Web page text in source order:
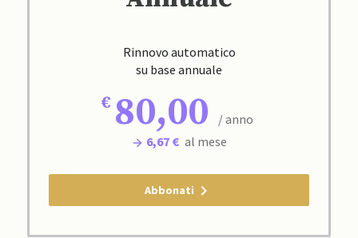
Rinnovo automatico
su base annuale
80,00
/ anno
6,67 € al mese
Abbonati